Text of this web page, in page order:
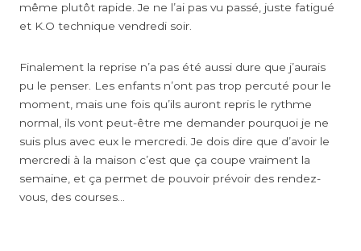
même plutôt rapide. Je ne l’ai pas vu passé, juste fatigué
et K.O technique vendredi soir.
Finalement la reprise n’a pas été aussi dure que j’aurais
pu le penser. Les enfants n’ont pas trop percuté pour le
moment, mais une fois qu’ils auront repris le rythme
normal, ils vont peut-être me demander pourquoi je ne
suis plus avec eux le mercredi. Je dois dire que d’avoir le
mercredi à la maison c’est que ça coupe vraiment la
semaine, et ça permet de pouvoir prévoir des rendez-
vous, des courses…